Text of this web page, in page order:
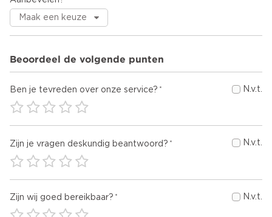
Beoordeel de volgende punten
Ben je tevreden over onze service? N.v.t.
Zijn je vragen deskundig beantwoord? N.v.t.
Zijn wij goed bereikbaar? N.v.t.